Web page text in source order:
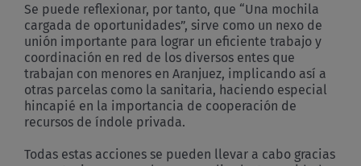
Se puede reflexionar, por tanto, que “Una mochila
cargada de oportunidades”, sirve como un nexo de
unión importante para lograr un eficiente trabajo y
coordinación en red de los diversos entes que
trabajan con menores en Aranjuez, implicando así a
otras parcelas como la sanitaria, haciendo especial
hincapié en la importancia de cooperación de
recursos de índole privada.
Todas estas acciones se pueden llevar a cabo gracias